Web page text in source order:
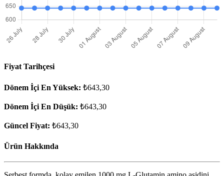
Fiyat Tarihçesi
Dönem İçi En Yüksek: ₺643,30
Dönem İçi En Düşük: ₺643,30
Güncel Fiyat: ₺643,30
Ürün Hakkında